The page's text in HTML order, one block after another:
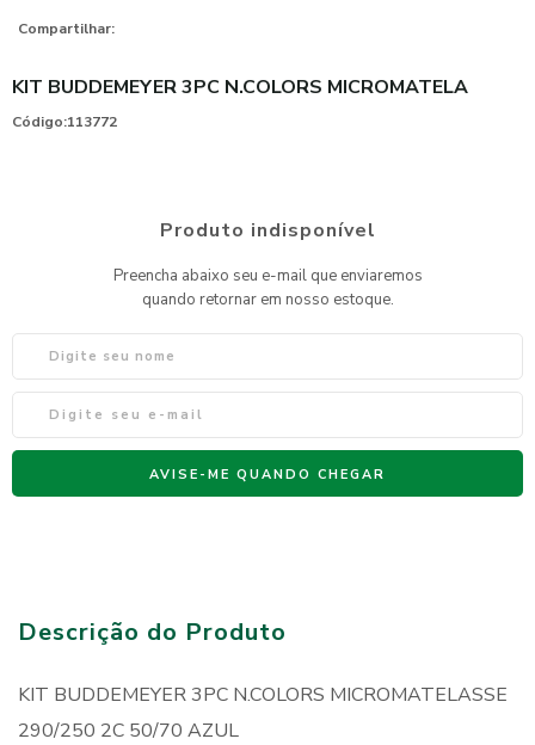
Compartilhar:
KIT BUDDEMEYER 3PC N.COLORS MICROMATELA
Código:113772
Descrição do Produto
KIT BUDDEMEYER 3PC N.COLORS MICROMATELASSE
290/250 2C 50/70 AZUL